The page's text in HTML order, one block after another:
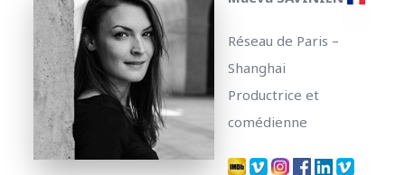
Réseau de Paris –
Shanghai
Productrice et
comédienne